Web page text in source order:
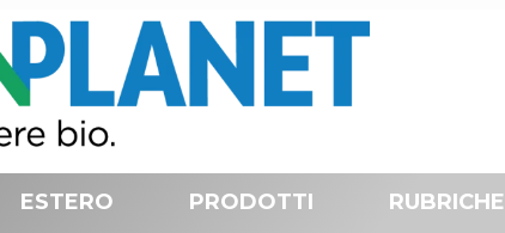
ESTERO PRODOTTI RUBRICHE